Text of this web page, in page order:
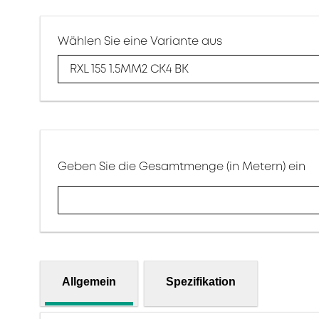
Wählen Sie eine Variante aus
RXL 155 1.5MM2 CK4 BK
Geben Sie die Gesamtmenge (in Metern) ein
Allgemein Spezifikation